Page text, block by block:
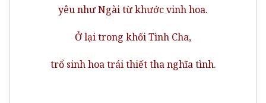
yêu như Ngài từ khước vinh hoa.
Ở lại trong khối Tình Cha,
trổ sinh hoa trái thiết tha nghĩa tình.